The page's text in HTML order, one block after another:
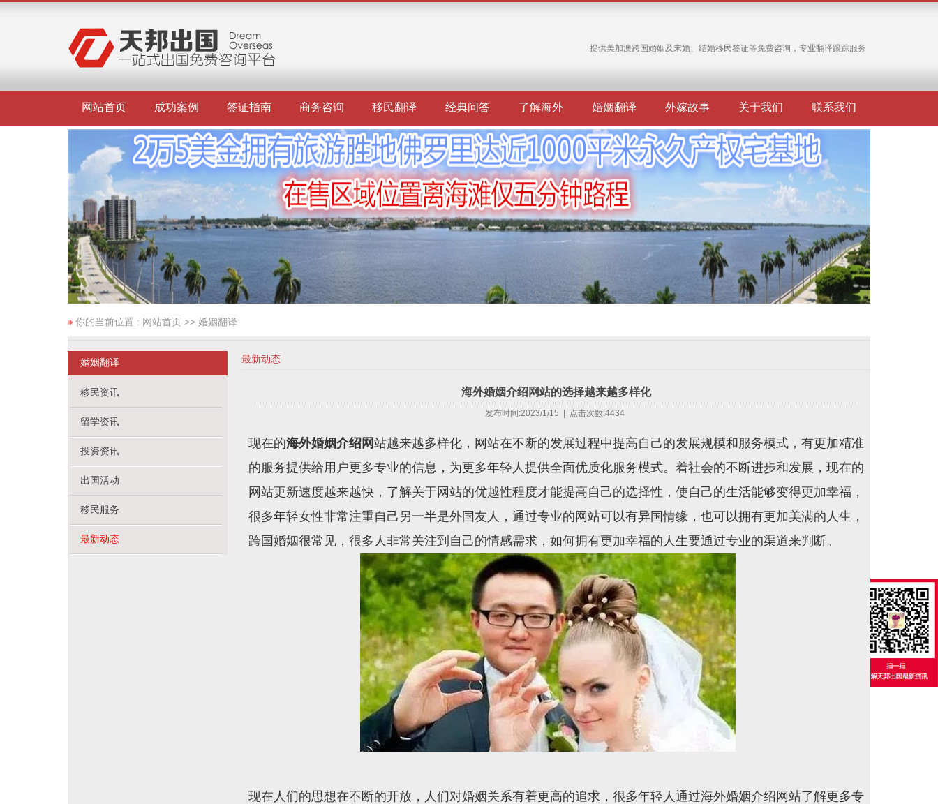
提供美加澳跨国婚姻及末婚、结婚移民签证等免费咨询，专业翻译跟踪服务
网站首页 成功案例 签证指南 商务咨询 移民翻译 经典问答 了解海外 婚姻翻译 外嫁故事 关于我们 联系我们
你的当前位置 : 网站首页 >> 婚姻翻译
婚姻翻译
移民资讯
留学资讯
投资资讯
出国活动
移民服务
最新动态
最新动态
海外婚姻介绍网站的选择越来越多样化
发布时间:2023/1/15 | 点击次数:4434
现在的海外婚姻介绍网站越来越多样化，网站在不断的发展过程中提高自己的发展规模和服务模式，有更加精准
的服务提供给用户更多专业的信息，为更多年轻人提供全面优质化服务模式。着社会的不断进步和发展，现在的
网站更新速度越来越快，了解关于网站的优越性程度才能提高自己的选择性，使自己的生活能够变得更加幸福，
很多年轻女性非常注重自己另一半是外国友人，通过专业的网站可以有异国情缘，也可以拥有更加美满的人生，
跨国婚姻很常见，很多人非常关注到自己的情感需求，如何拥有更加幸福的人生要通过专业的渠道来判断。
现在人们的思想在不断的开放，人们对婚姻关系有着更高的追求，很多年轻人通过海外婚姻介绍网站了解更多专